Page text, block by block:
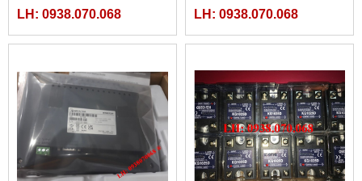
LH: 0938.070.068
10INCH
LH: 0938.070.068